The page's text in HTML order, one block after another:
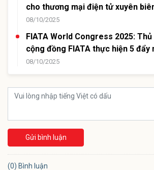
cho thương mại điện tử xuyên
08/10/2025
FIATA World Congress 2025:
cộng đồng FIATA thực hiện 5 đẩy
08/10/2025
Gửi bình luận
(0) Bình luận